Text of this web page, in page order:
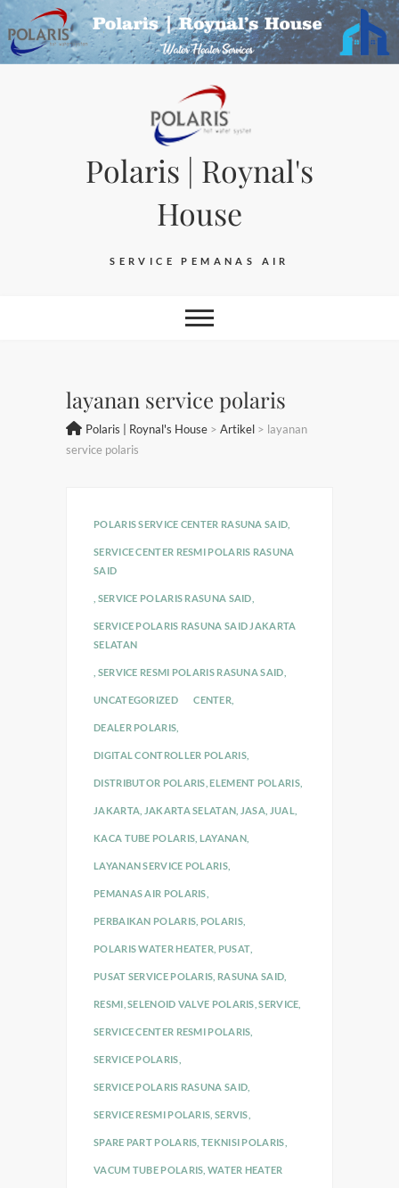
Skip
to
content
Polaris | Roynal's
House
SERVICE PEMANAS AIR
layanan service polaris
Polaris | Roynal's House > Artikel > layanan
service polaris
POLARIS SERVICE CENTER RASUNA SAID
SERVICE CENTER RESMI POLARIS RASUNA
SAID
SERVICE POLARIS RASUNA SAID
SERVICE POLARIS RASUNA SAID JAKARTA
SELATAN
SERVICE RESMI POLARIS RASUNA SAID
UNCATEGORIZED CENTER
DEALER POLARIS
DIGITAL CONTROLLER POLARIS,
DISTRIBUTOR POLARIS ,ELEMENT POLARIS,
JAKARTA JAKARTA SELATAN JASA JUAL
KACA TUBE POLARIS LAYANAN,
LAYANAN SERVICE POLARIS,
PEMANAS AIR POLARIS
PERBAIKAN POLARIS POLARIS,
POLARIS WATER HEATER PUSAT
PUSAT SERVICE POLARIS RASUNA SAID
RESMI ,SELENOID VALVE POLARIS ,SERVICE
SERVICE CENTER RESMI POLARIS
SERVICE POLARIS
SERVICE POLARIS RASUNA SAID
SERVICE RESMI POLARIS SERVIS
SPARE PART POLARIS ,TEKNISI POLARIS
VACUM TUBE POLARIS ,WATER HEATER